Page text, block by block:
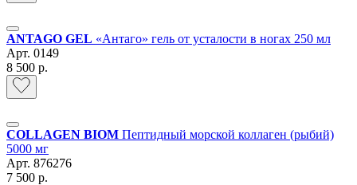
ANTAGO GEL «Антаго» гель от усталости в ногах 250 мл
Арт. 0149
8 500 р.
COLLAGEN BIOM Пептидный морской коллаген (рыбий)
5000 мг
Арт. 876276
7 500 р.